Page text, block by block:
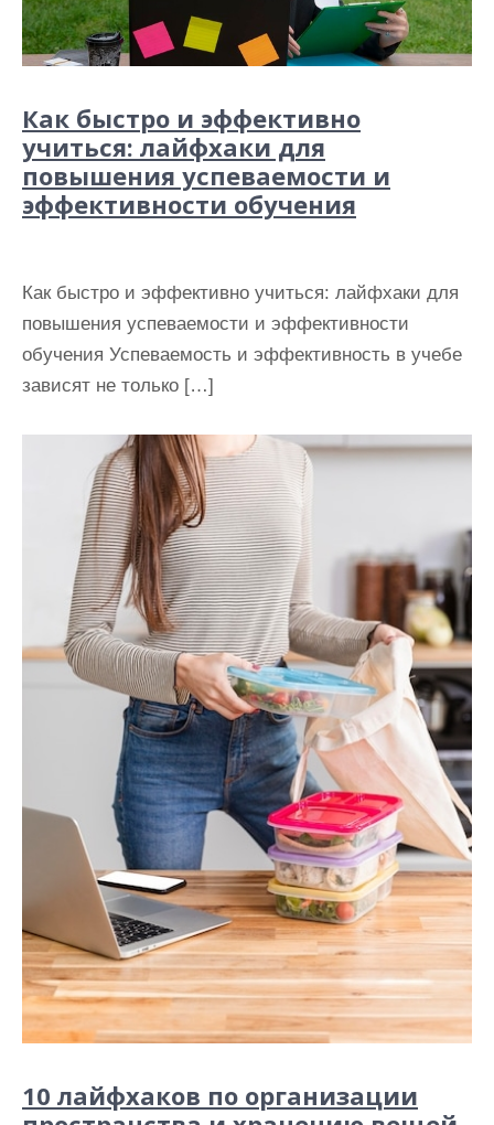
Как быстро и эффективно
учиться: лайфхаки для
повышения успеваемости и
эффективности обучения
Как быстро и эффективно учиться: лайфхаки для
повышения успеваемости и эффективности
обучения Успеваемость и эффективность в учебе
зависят не только […]
10 лайфхаков по организации